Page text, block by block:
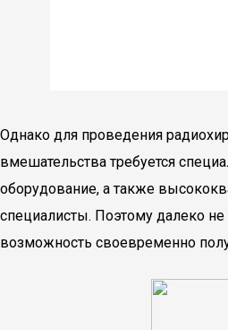
Однако для проведения
вмешательства требуется
оборудование, а также
специалисты. Поэтому далеко
возможность своевременно